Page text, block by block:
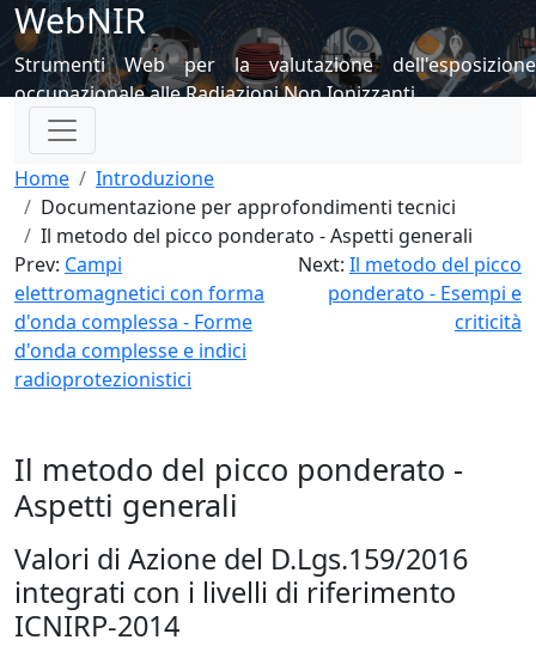
WebNIR
Strumenti Web per la valutazione dell'esposizione
occupazionale alle Radiazioni Non Ionizzanti
Home
Introduzione
Documentazione per approfondimenti tecnici
Il metodo del picco ponderato - Aspetti generali
Prev: Campi
elettromagnetici con forma
d'onda complessa - Forme
d'onda complesse e indici
radioprotezionistici
Next: Il metodo del picco
ponderato - Esempi e
criticità
Il metodo del picco ponderato -
Aspetti generali
Valori di Azione del D.Lgs.159/2016
integrati con i livelli di riferimento
ICNIRP-2014